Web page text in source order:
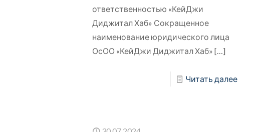
ответственностью «КейДжи
Диджитал Хаб» Сокращенное
наименование юридического лица
ОсОО «КейДжи Диджитал Хаб» […]
Читать далее